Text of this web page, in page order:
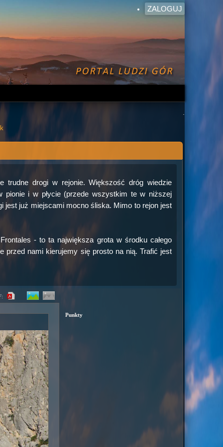
ZALOGUJ
trudne drogi w rejonie. Większość dróg wiedzie
i w płycie (przede wszystkim te w niższej
jest już miejscami mocno śliska. Mimo to rejon jest
- to ta największa grota w środku całego
nami kierujemy się prosto na nią. Trafić jest
Punkty